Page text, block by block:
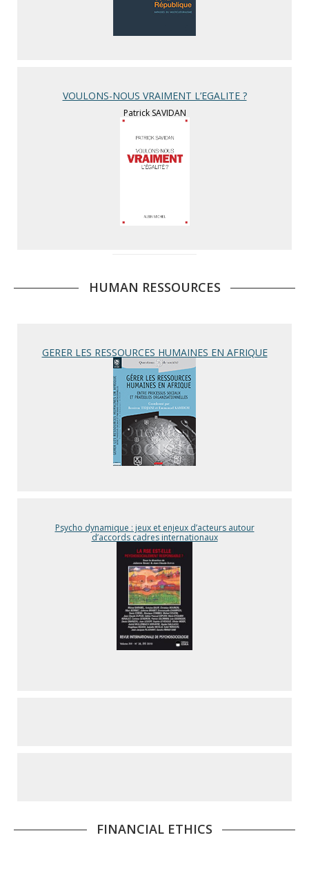
VOULONS-NOUS VRAIMENT L’EGALITE ?
Patrick SAVIDAN
HUMAN RESSOURCES
GERER LES RESSOURCES HUMAINES EN AFRIQUE
Psycho dynamique : jeux et enjeux d’acteurs autour
d’accords cadres internationaux
FINANCIAL ETHICS